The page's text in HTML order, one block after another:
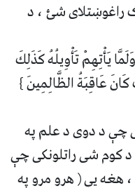
راغوښتلای شئ ، د
يَأْتِهِمْ تَأْوِيلُهُ كَذَلِكَ
عَاقِبَةُ الظَّالِمِينَ }
چې د دوی د علم په
کوم شی راتلونکی چې
هغه یې ( هرو مرو په